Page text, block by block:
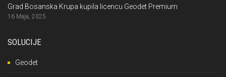
Grad Bosanska Krupa kupila licencu Geodet Premium
16 Maja, 2025
SOLUCIJE
Geodet